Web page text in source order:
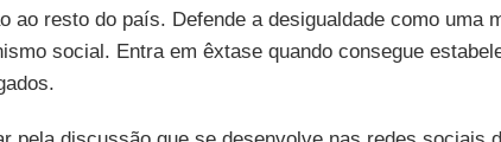
ao resto do país. Defende a desigualdade como uma
social. Entra em êxtase quando consegue